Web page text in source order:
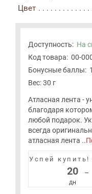
Цвет
Доступность: На
Код товара: 00-
Бонусные баллы: 1
Вес: 30 г
Атласная лента -
благодаря
любой подарок.
всегда
атласная лента ..
Успей
20
дн
–